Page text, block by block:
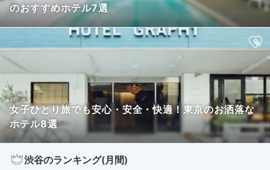
のおすすめホテル7選
女子ひとり旅でも安心・安全・快適！東京のお洒落な
ホテル8選
渋谷のランキング(月間)